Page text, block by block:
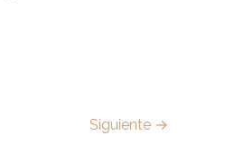
Siguiente →